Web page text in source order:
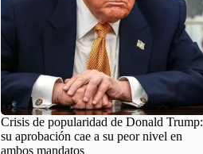
Crisis de popularidad de Donald Trump:
su aprobación cae a su peor nivel en
ambos mandatos